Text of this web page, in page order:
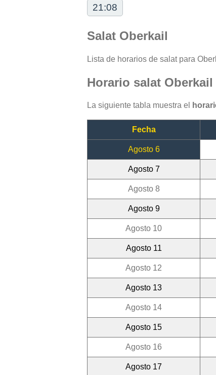
21:08
Salat Oberkail
Lista de horarios de salat para
Horario salat
La siguiente tabla muestra el
Fecha
Agosto 6
Agosto 7
Agosto 8
Agosto 9
Agosto 10
Agosto 11
Agosto 12
Agosto 13
Agosto 14
Agosto 15
Agosto 16
Agosto 17